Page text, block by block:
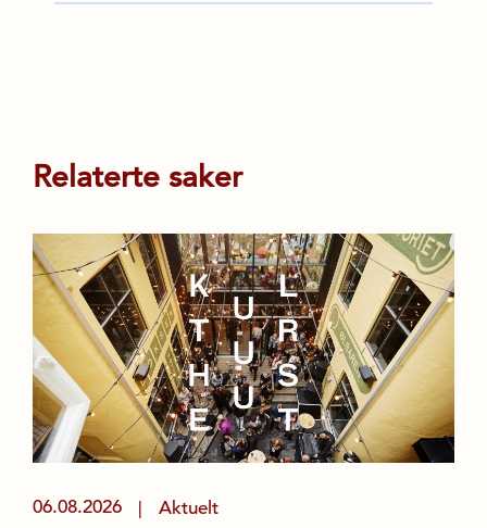
Relaterte saker
06.08.2026 Aktuelt